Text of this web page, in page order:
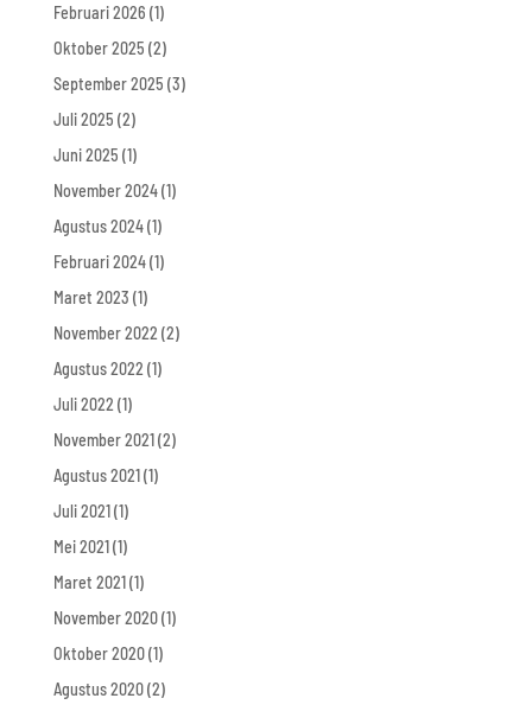
Februari 2026 (1)
Oktober 2025 (2)
September 2025 (3)
Juli 2025 (2)
Juni 2025 (1)
November 2024(1)
Agustus 2024(1)
Februari 2024(1)
Maret 2023 (1)
November 2022 (2)
Agustus 2022 (1)
Juli 2022 (1)
November 2021(2)
Agustus 2021(1)
Juli 2021(1)
Mei 2021(1)
Maret 2021(1)
November 2020(1)
Oktober 2020(1)
Agustus 2020(2)